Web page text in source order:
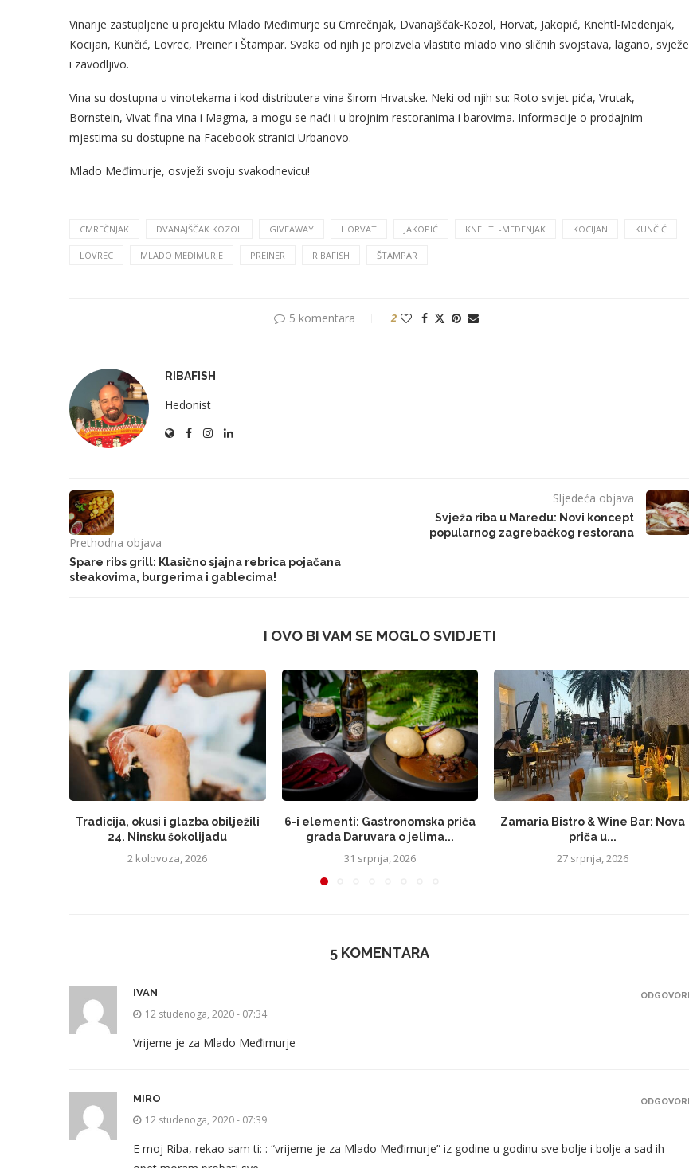
Vinarije zastupljene u projektu Mlado Međimurje su Cmrečnjak, Dvanajščak-Kozol, Horvat, Jakopić, Knehtl-Medenjak,
Kocijan, Kunčić, Lovrec, Preiner i Štampar. Svaka od njih je proizvela vlastito mlado vino sličnih svojstava, lagano, svježe
i zavodljivo.
Vina su dostupna u vinotekama i kod distributera vina širom Hrvatske. Neki od njih su: Roto svijet pića, Vrutak,
Bornstein, Vivat fina vina i Magma, a mogu se naći i u brojnim restoranima i barovima. Informacije o prodajnim
mjestima su dostupne na Facebook stranici Urbanovo.
Mlado Međimurje, osvježi svoju svakodnevicu!
CMREČNJAK DVANAJŠČAK KOZOL GIVEAWAY HORVAT JAKOPIĆ KNEHTL-MEDENJAK KOCIJAN KUNČIĆ
LOVREC MLADO MEĐIMURJE PREINER RIBAFISH ŠTAMPAR
5 komentara 2
RIBAFISH
Hedonist
Prethodna objava
Spare ribs grill: Klasično sjajna rebrica pojačana
steakovima, burgerima i gablecima!
Sljedeća objava
Svježa riba u Maredu: Novi koncept
popularnog zagrebačkog restorana
I OVO BI VAM SE MOGLO SVIDJETI
Tradicija, okusi i glazba obilježili
24. Ninsku šokolijadu
2 kolovoza, 2026
6-i elementi: Gastronomska priča
grada Daruvara o jelima...
31 srpnja, 2026
Zamaria Bistro & Wine Bar: Nova
priča u...
27 srpnja, 2026
5 KOMENTARA
IVAN
12 studenoga, 2020 - 07:34
Vrijeme je za Mlado Međimurje
ODGOVORI
MIRO
12 studenoga, 2020 - 07:39
E moj Riba, rekao sam ti: : “vrijeme je za Mlado Međimurje” iz godine u godinu sve bolje i bolje a sad ih
ODGOVORI